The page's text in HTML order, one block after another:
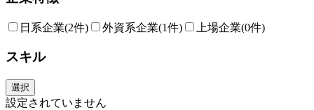
日系企業(2件) 外資系企業(1件) 上場企業(0件)
スキル
選択
設定されていません